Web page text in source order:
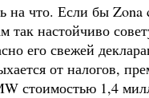
на что. Если бы
так настойчиво
его свежей
от налогов,
стоимостью 1,4